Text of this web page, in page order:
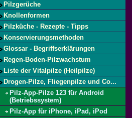
Pilzgerüche
Knollenformen
Pilzküche - Rezepte - Tipps
Konservierungsmethoden
Glossar - Begriffserklärungen
Regen-Boden-Pilzwachstum
Liste der Vitalpilze (Heilpilze)
Drogen-Pilze, Fliegenpilze und Co...
Pilz-App-Pilze 123 für Android
(Betriebssystem)
Pilz-App für iPhone, iPad, iPod